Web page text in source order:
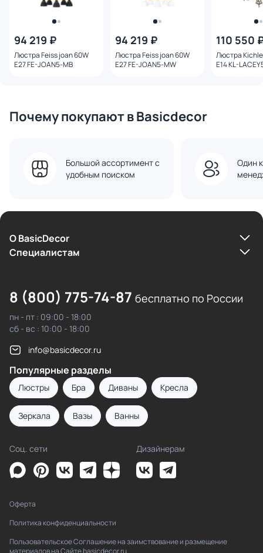
94 219 ₽
Люстра Feiss joan 60W
E27 FE-JOAN5-MB
94 219 ₽
Люстра Feiss joan 60W
E27 FE-JOAN5-MW
110 550
Люстра
E14 KL-
Почему покупают в Basicdecor
Большой ассортимент с
удобным поиском
Один
О BasicDecor
Cпециалистам
8 (800) 775-74-87 бесплатно по России
пн - пт : 09:00 - 18:00
сб - вс : 10:00 - 18:00
info@basicdecor.ru
Популярные разделы
Люстры Бра Диваны Кресла
Зеркала Вазы Ванны
Соц. сети Дизайнерам
Оферта
Политика конфиденциальности
Пользовательское Соглашение на заимствование и размещение
материалов на Сайте basicdecor.ru